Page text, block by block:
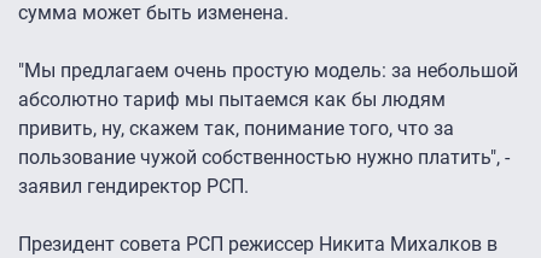
сумма может быть изменена.
"Мы предлагаем очень простую модель: за небольшой
абсолютно тариф мы пытаемся как бы людям
привить, ну, скажем так, понимание того, что за
пользование чужой собственностью нужно платить", -
заявил гендиректор РСП.
Президент совета РСП режиссер Никита Михалков в